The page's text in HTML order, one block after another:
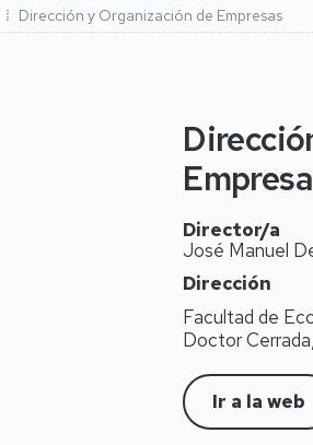
Dirección y Organización de Empresas
Director/a
José Manuel
Dirección
Facultad de
Doctor
Ir a la web